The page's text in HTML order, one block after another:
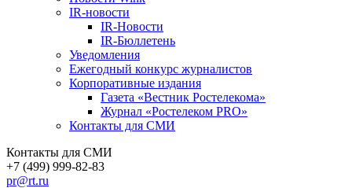
IR-новости
IR-Новости
IR-Бюллетень
Уведомления
Ежегодный конкурс журналистов
Корпоративные издания
Газета «Вестник Ростелекома»
Журнал «Ростелеком PRO»
Контакты для СМИ
Контакты для СМИ
+7 (499) 999-82-83
pr@rt.ru